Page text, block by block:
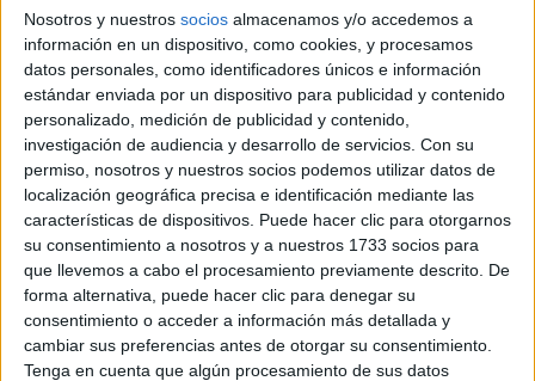
Nosotros y nuestros socios almacenamos y/o accedemos a
información en un dispositivo, como cookies, y procesamos
datos personales, como identificadores únicos e información
estándar enviada por un dispositivo para publicidad y contenido
personalizado, medición de publicidad y contenido,
investigación de audiencia y desarrollo de servicios. Con su
permiso, nosotros y nuestros socios podemos utilizar datos de
localización geográfica precisa e identificación mediante las
características de dispositivos. Puede hacer clic para otorgarnos
su consentimiento a nosotros y a nuestros 1733 socios para
que llevemos a cabo el procesamiento previamente descrito. De
forma alternativa, puede hacer clic para denegar su
consentimiento o acceder a información más detallada y
cambiar sus preferencias antes de otorgar su consentimiento.
Tenga en cuenta que algún procesamiento de sus datos
Accedé a los beneficios para suscriptores
Contenidos exclusivos
Sorteos
Descuentos en publicaciones
Participación en los eventos organizados por
Editorial Perfil.